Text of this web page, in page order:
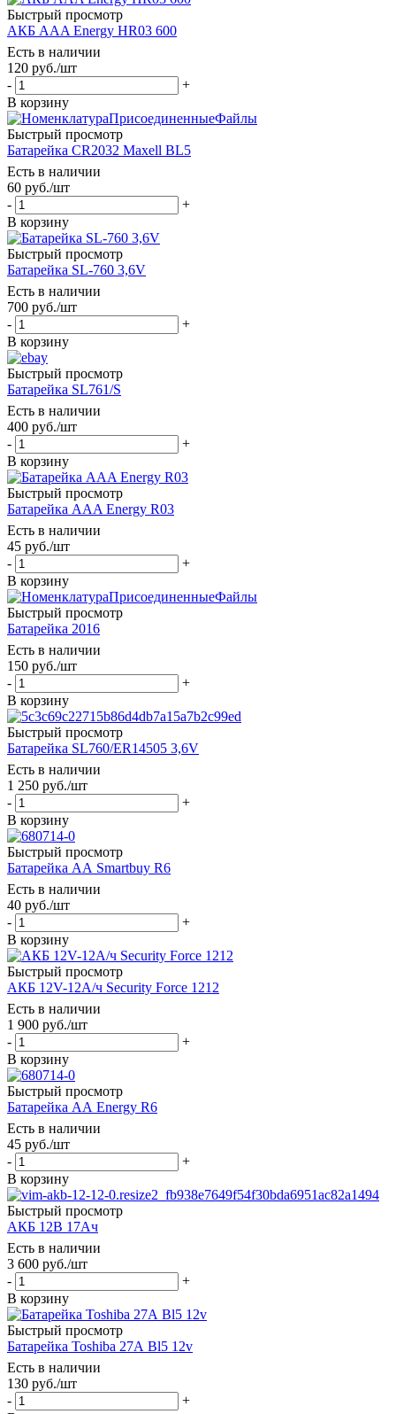
Быстрый просмотр
АКБ AАA Energy HR03 600
Есть в наличии
120 руб./шт
-
+
В корзину
Быстрый просмотр
Батарейка CR2032 Maxell BL5
Есть в наличии
60 руб./шт
-
+
В корзину
Быстрый просмотр
Батарейка SL-760 3,6V
Есть в наличии
700 руб./шт
-
+
В корзину
Быстрый просмотр
Батарейка SL761/S
Есть в наличии
400 руб./шт
-
+
В корзину
Быстрый просмотр
Батарейка AАA Energy R03
Есть в наличии
45 руб./шт
-
+
В корзину
Быстрый просмотр
Батарейка 2016
Есть в наличии
150 руб./шт
-
+
В корзину
Быстрый просмотр
Батарейка SL760/ER14505 3,6V
Есть в наличии
1 250 руб./шт
-
+
В корзину
Быстрый просмотр
Батарейка AА Smartbuy R6
Есть в наличии
40 руб./шт
-
+
В корзину
Быстрый просмотр
АКБ 12V-12А/ч Seсurity Force 1212
Есть в наличии
1 900 руб./шт
-
+
В корзину
Быстрый просмотр
Батарейка AА Energy R6
Есть в наличии
45 руб./шт
-
+
В корзину
Быстрый просмотр
АКБ 12В 17Ач
Есть в наличии
3 600 руб./шт
-
+
В корзину
Быстрый просмотр
Батарейка Toshiba 27А Bl5 12v
Есть в наличии
130 руб./шт
-
+